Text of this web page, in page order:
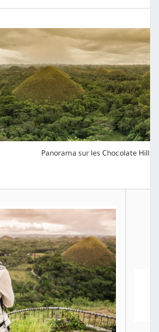
Panorama sur les Chocolate Hills